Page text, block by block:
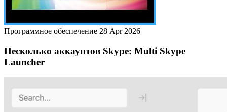
Программное обеспечение 28 Apr 2026
Несколько аккаунтов Skype: Multi Skype
Launcher